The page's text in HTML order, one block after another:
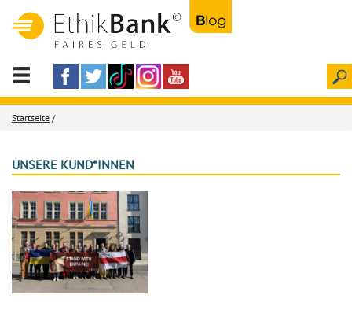
Startseite /
UNSERE KUND*INNEN